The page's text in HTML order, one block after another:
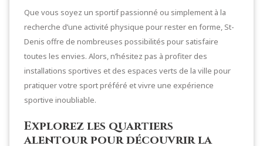
Que vous soyez un sportif passionné ou simplement à la
recherche d’une activité physique pour rester en forme, St-
Denis offre de nombreuses possibilités pour satisfaire
toutes les envies. Alors, n’hésitez pas à profiter des
installations sportives et des espaces verts de la ville pour
pratiquer votre sport préféré et vivre une expérience
sportive inoubliable.
Explorez les quartiers
alentour pour découvrir la